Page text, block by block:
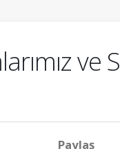
ve
Paylaş